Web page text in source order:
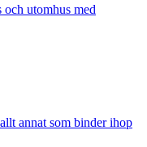
utomhus med
annat som binder ihop